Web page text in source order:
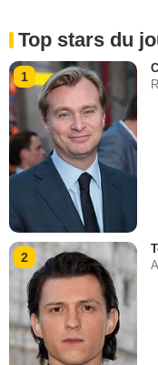
Top stars du
1
2